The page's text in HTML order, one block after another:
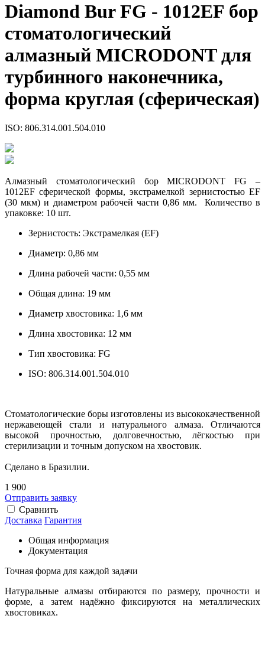
Diamond Bur FG - 1012EF бор
стоматологический
алмазный MICRODONT для
турбинного наконечника,
форма круглая (сферическая)
ISO: 806.314.001.504.010
Алмазный стоматологический бор MICRODONT FG –
1012EF сферической формы, экстрамелкой зернистостью EF
(30 мкм) и диаметром рабочей части 0,86 мм. Количество в
упаковке: 10 шт.
Зернистость: Экстрамелкая (EF)
Диаметр: 0,86 мм
Длина рабочей части: 0,55 мм
Общая длина: 19 мм
Диаметр хвостовика: 1,6 мм
Длина хвостовика: 12 мм
Тип хвостовика: FG
ISO: 806.314.001.504.010
Стоматологические боры изготовлены из высококачественной
нержавеющей стали и натурального алмаза. Отличаются
высокой прочностью, долговечностью, лёгкостью при
стерилизации и точным допуском на хвостовик.
Сделано в Бразилии.
1 900
Отправить заявку
Сравнить
Доставка Гарантия
Общая информация
Документация
Точная форма для каждой задачи
Натуральные алмазы отбираются по размеру, прочности и
форме, а затем надёжно фиксируются на металлических
хвостовиках.